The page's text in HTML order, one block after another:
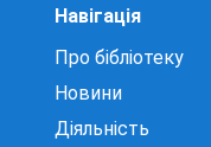
Навігація
Про бібліотеку
Новини
Діяльність